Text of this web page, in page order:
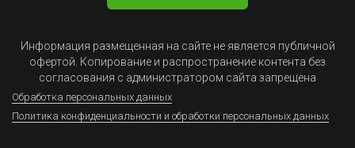
Информация размещенная на сайте не является публичной
офертой. Копирование и распространение контента без
согласования с администратором сайта запрещена
Обработка персональных данных
Политика конфиденциальности и обработки персональных данных